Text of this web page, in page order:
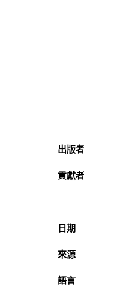
出版者
貢獻者
日期
來源
語言